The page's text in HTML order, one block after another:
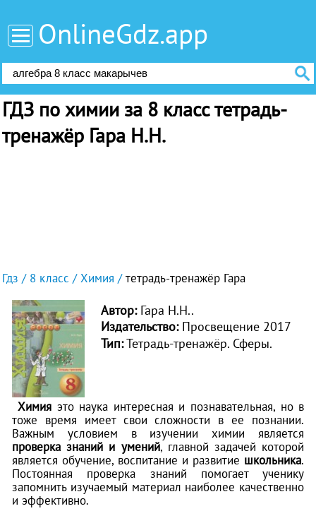
OnlineGdz.app
ГДЗ по химии за 8 класс тетрадь-
тренажёр Гара Н.Н.
Гдз 8 класс Химия тетрадь-тренажёр Гара
Автор: Гара Н.Н..
Издательство: Просвещение 2017
Тип:Тетрадь-тренажёр. Сферы.
Химия это наука интересная и познавательная, но в
тоже время имеет свои сложности в ее познании.
Важным условием в изучении химии является
проверка знаний и умений, главной задачей которой
является обучение, воспитание и развитие школьника.
Постоянная проверка знаний помогает ученику
запомнить изучаемый материал наиболее качественно
и эффективно.